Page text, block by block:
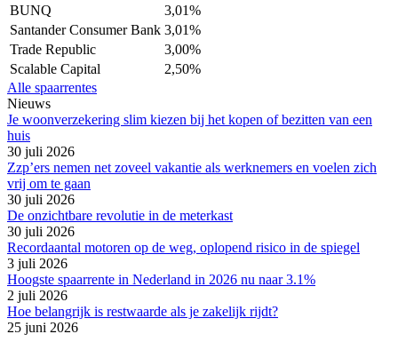
BUNQ
3,01%
Santander Consumer Bank 3,01%
Trade Republic
3,00%
Scalable Capital
2,50%
Alle spaarrentes
Nieuws
Je woonverzekering slim kiezen bij het kopen of bezitten van een
huis
30 juli 2026
Zzp’ers nemen net zoveel vakantie als werknemers en voelen zich
vrij om te gaan
30 juli 2026
De onzichtbare revolutie in de meterkast
30 juli 2026
Recordaantal motoren op de weg, oplopend risico in de spiegel
3 juli 2026
Hoogste spaarrente in Nederland in 2026 nu naar 3.1%
2 juli 2026
Hoe belangrijk is restwaarde als je zakelijk rijdt?
25 juni 2026